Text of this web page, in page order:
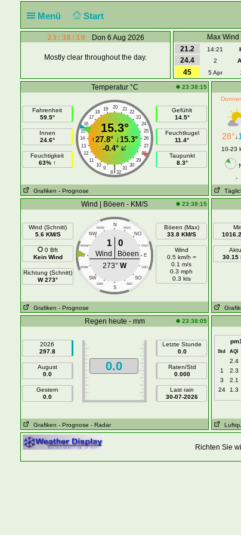
Menü Start
23:38:20 Don 6 Aug 2026
Mostly clear throughout the day.
Max
21.2
14:21
24.4
2
45
5 Apr
Temperatur °C 23:38:15
Fahrenheit
59.5°
Innen
24.6°
Feuchtigkeit
63% ↑
20
19 21
18
22
17
23
16
24
15
25
14
26
13
27
12
28
11
29
10
30
9 31
|
8 32
15.3°
↑27.8° ↓15.3°
-0.4°
Gefühlt
14.5°
Feuchtkugel
11.4°
Taupunkt
8.3°
Grafiken - Prognose
28°↓
10-23
-
Wind | Böeen - KM/S 23:38:15
Wind (Schnitt)
5.6 KM/S
0 Bft
Kein Wind
Richtung (Schnitt)
W 273°
N
NNW NNO
NW NO
WNW ONO
W E
WSW OSO
SW SO
SSW SSO
S
1 0
Wind
Böeen
273° W
Böeen (Max)
33.8 KM/S
Wind
0.5 km/h =
0.1 m/s
0.3 mph
0.3 kts
Grafiken - Prognose
30.15
Regen heute - mm 23:38:05
2026
297.8
August
0.0
Gestern
0.0
0.0
Letzte Stunde
0.0
Raten/Std
0.000
Last rain
30-07-2026
Grafiken - Prognose - Radar
Std AQI
2.4
1
2.3
3
2.1
24
1.3
Richten Sie